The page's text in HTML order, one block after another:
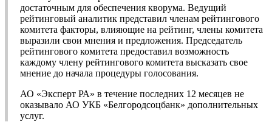
достаточным для обеспечения кворума. Ведущий
рейтинговый аналитик представил членам рейтингового
комитета факторы, влияющие на рейтинг, члены комитета
выразили свои мнения и предложения. Председатель
рейтингового комитета предоставил возможность
каждому члену рейтингового комитета высказать свое
мнение до начала процедуры голосования.
АО «Эксперт РА» в течение последних 12 месяцев не
оказывало АО УКБ «Белгородсоцбанк» дополнительных
услуг.